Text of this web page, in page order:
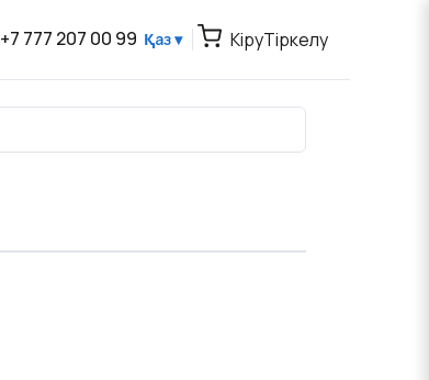
+7 777 207 00 99 Қаз ▾ КіруТіркелу